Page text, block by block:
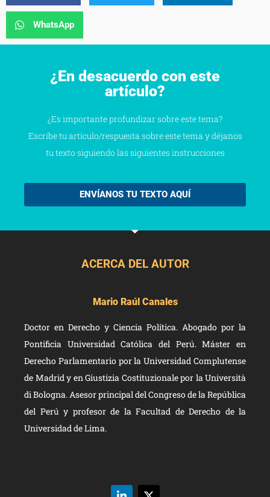
WhatsApp
¿En desacuerdo con este
artículo?
¿Es importante profundizar sobre este tema?
Escribe tu artículo/respuesta sobre este tema y déjanos
tu texto siguiendo las siguientes instrucciones
ENVÍANOS TU TEXTO AQUÍ
ACERCA DEL AUTOR
Mario Raúl Canales
Doctor en Derecho y Ciencia Política. Abogado por la
Pontificia Universidad Católica del Perú. Máster en
Derecho Parlamentario por la Universidad Complutense
de Madrid y en Giustizia Costituzionale por la Università
di Bologna. Asesor principal del Congreso de la República
del Perú y profesor de la Facultad de Derecho de la
Universidad de Lima.